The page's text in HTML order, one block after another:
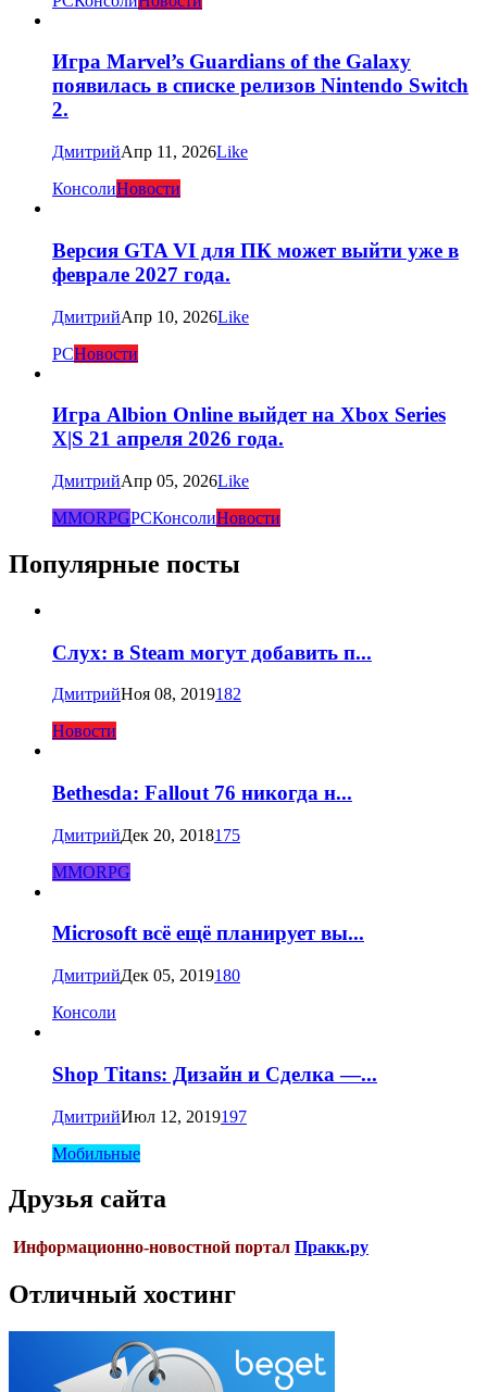
Игра Marvel’s Guardians of the Galaxy
появилась в списке релизов Nintendo Switch
2.
ДмитрийАпр 11, 2026Like
КонсолиНовости
Версия GTA VI для ПК может выйти уже в
феврале 2027 года.
ДмитрийАпр 10, 2026Like
PCНовости
Игра Albion Online выйдет на Xbox Series
X|S 21 апреля 2026 года.
ДмитрийАпр 05, 2026Like
MMORPGPCКонсолиНовости
Популярные посты
Слух: в Steam могут добавить п...
ДмитрийНоя 08, 2019182
Новости
Bethesda: Fallout 76 никогда н...
ДмитрийДек 20, 2018175
MMORPG
Microsoft всё ещё планирует вы...
ДмитрийДек 05, 2019180
Консоли
Shop Titans: Дизайн и Сделка —...
ДмитрийИюл 12, 2019197
Мобильные
Друзья сайта
Информационно-новостной портал Пракк.ру
Отличный хостинг